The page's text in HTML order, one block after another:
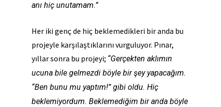
anı hiç unutamam.”
Her iki genç de hiç beklemedikleri bir anda bu
projeyle karşılaştıklarını vurguluyor. Pınar,
yıllar sonra bu projeyi; “Gerçekten aklımın
ucuna bile gelmezdi böyle bir şey yapacağım.
“Ben bunu mu yaptım!” gibi oldu. Hiç
beklemiyordum. Beklemediğim bir anda böyle